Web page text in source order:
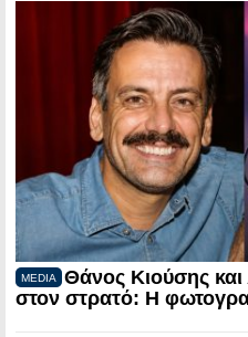
MEDIA
Θάνος Κιούσης
στον στρατό: Η